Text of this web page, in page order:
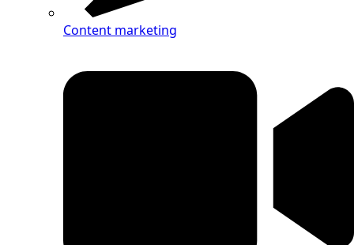
Content marketing